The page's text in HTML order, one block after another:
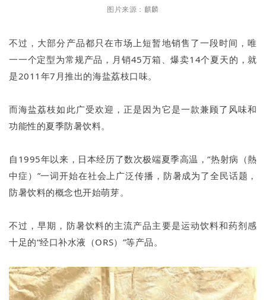
图片来源：麒麟
不过，大部分产品都只在市场上短暂地销售了一段时间，唯
一一个定型为常规产品，月销45万箱、爆卖14个夏天的，就
是2011年7月推出的海盐荔枝口味。
而海盐荔枝如此广受欢迎，正是因为它是一款兼顾了风味和
功能性的夏季防暑饮料。
自1995年以来，日本经历了数次极端夏季高温，“热射病（熱
中症）”一词开始在社会上广泛传播，防暑成为了全民话题，
防暑饮料的概念也开始萌芽。
不过，早期，防暑饮料的主流产品主要是运动饮料和药剂感
十足的“经口补水液（ORS）”等产品。